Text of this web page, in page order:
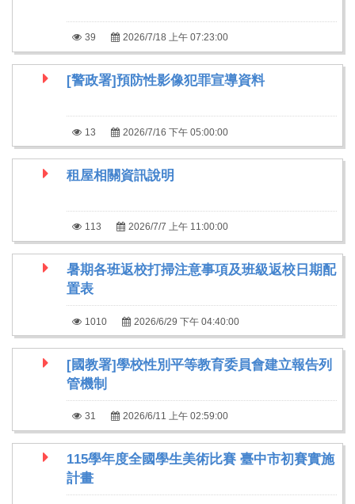
39 2026/7/18 上午 07:23:00
[警政署]預防性影像犯罪宣導資料
13 2026/7/16 下午 05:00:00
租屋相關資訊說明
113 2026/7/7 上午 11:00:00
暑期各班返校打掃注意事項及班級返校日期配
置表
1010 2026/6/29 下午 04:40:00
[國教署]學校性別平等教育委員會建立報告列
管機制
31 2026/6/11 上午 02:59:00
115學年度全國學生美術比賽 臺中市初賽實施
計畫